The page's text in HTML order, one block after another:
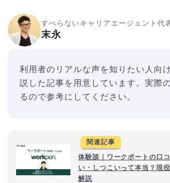
すべらないキャリアエージェント代
末永
利用者のリアルな声を知りたい人向
説した記事を用意しています。実際
るので参考にしてください。
関連記事
体験談｜ワークポートの口
い・しつこいって本当？現
解説